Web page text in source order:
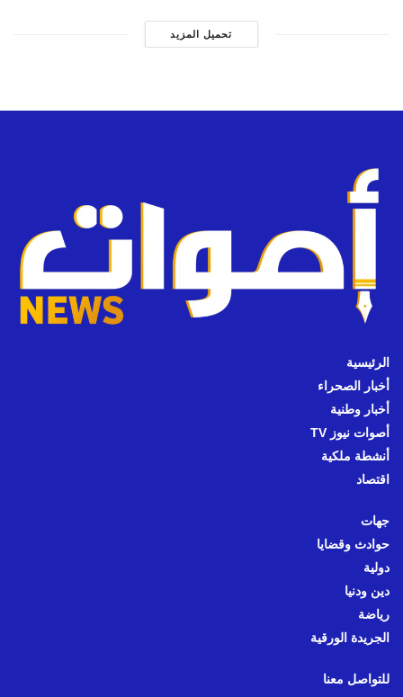
تحميل المزيد
الرئيسية
أخبار الصحراء
أخبار وطنية
أصوات نيوز TV
أنشطة ملكية
اقتصاد
جهات
حوادث وقضايا
دولية
دين ودنيا
رياضة
الجريدة الورقية
للتواصل معنا